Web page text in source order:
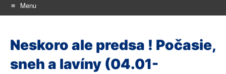
prevencie
Menu
content
Neskoro ale predsa ! Počasie,
sneh a lavíny (04.01-